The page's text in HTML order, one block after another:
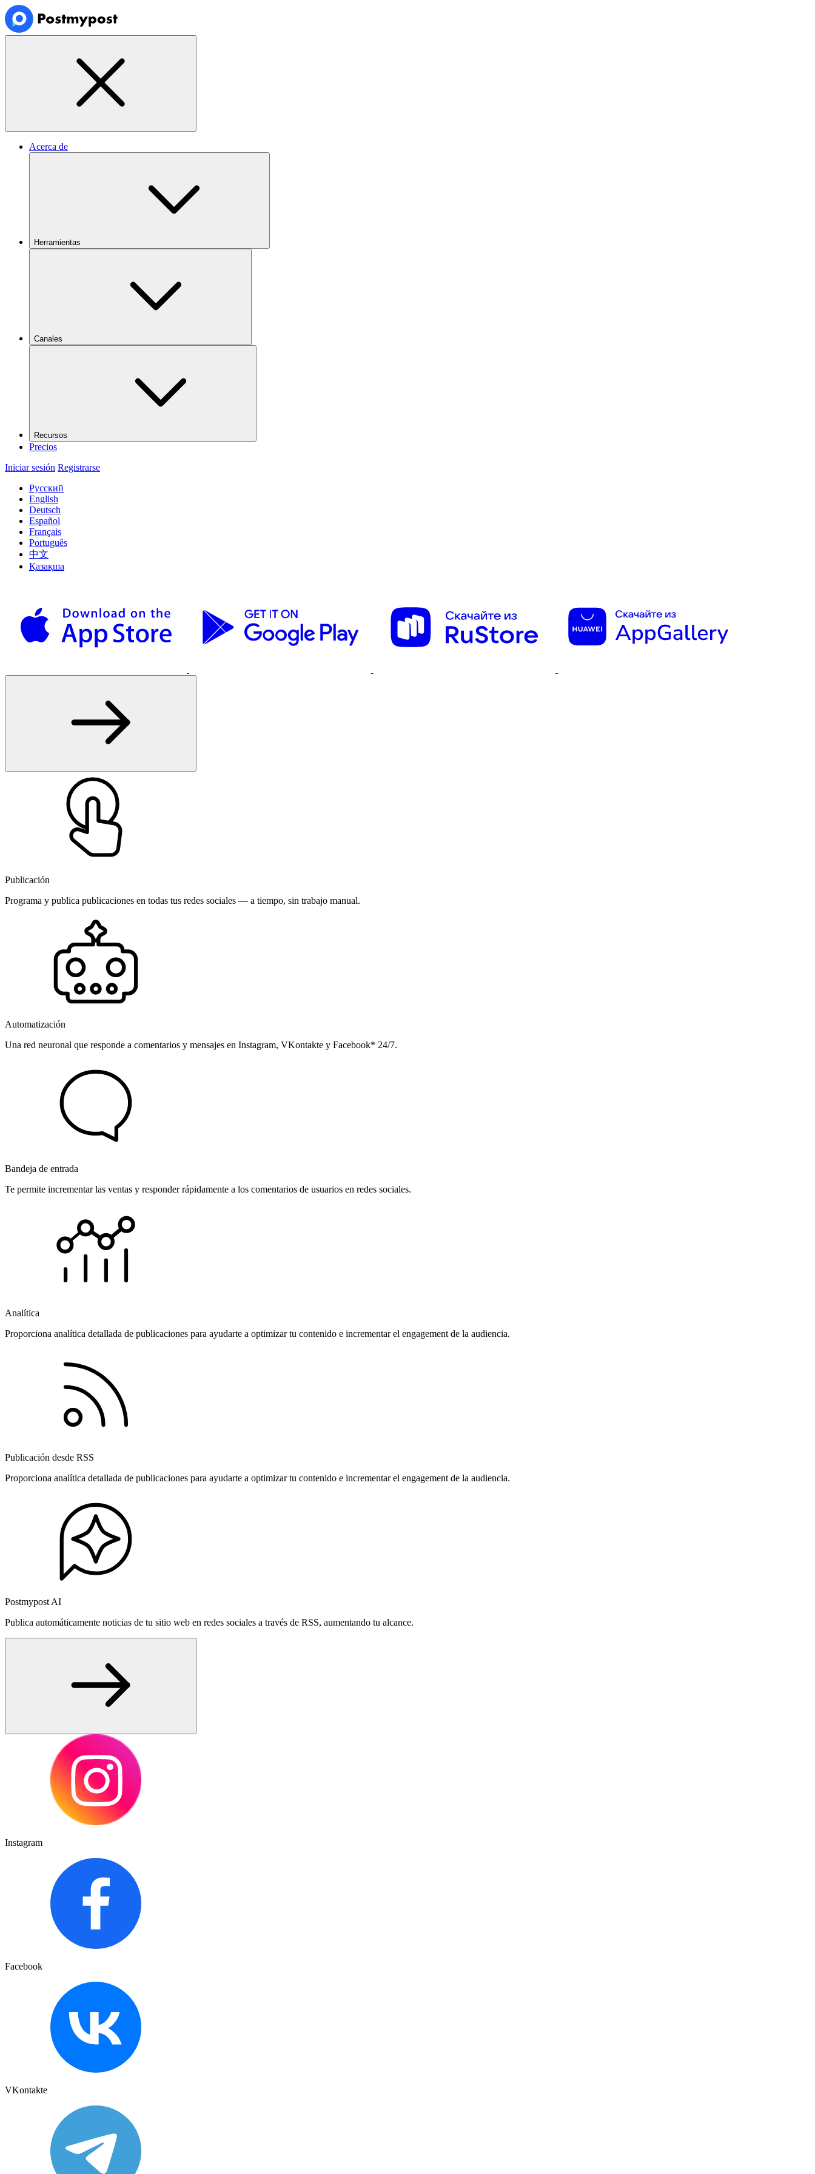
Acerca de
Herramientas
Canales
Recursos
Precios
Iniciar sesión Registrarse
Русский
English
Deutsch
Español
Français
Português
中文
Қазақша
Publicación
Programa y publica publicaciones en todas tus redes sociales — a tiempo, sin trabajo manual.
Automatización
Una red neuronal que responde a comentarios y mensajes en Instagram, VKontakte y Facebook* 24/7.
Bandeja de entrada
Te permite incrementar las ventas y responder rápidamente a los comentarios de usuarios en redes sociales.
Analítica
Proporciona analítica detallada de publicaciones para ayudarte a optimizar tu contenido e incrementar el engagement de la audiencia.
Publicación desde RSS
Proporciona analítica detallada de publicaciones para ayudarte a optimizar tu contenido e incrementar el engagement de la audiencia.
Postmypost AI
Publica automáticamente noticias de tu sitio web en redes sociales a través de RSS, aumentando tu alcance.
Instagram
Facebook
VKontakte